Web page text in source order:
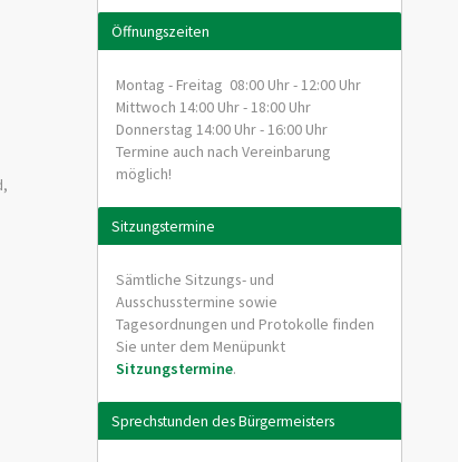
Öffnungszeiten
Montag - Freitag 08:00 Uhr - 12:00 Uhr
Mittwoch 14:00 Uhr - 18:00 Uhr
Donnerstag 14:00 Uhr - 16:00 Uhr
Termine auch nach Vereinbarung
möglich!
Sitzungstermine
Sämtliche Sitzungs- und
Ausschusstermine sowie
Tagesordnungen und Protokolle finden
Sie unter dem Menüpunkt
Sitzungstermine.
Sprechstunden des Bürgermeisters